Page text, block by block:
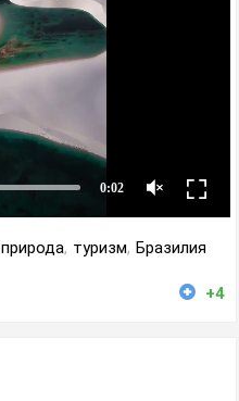
природа, туризм, Бразилия
+4